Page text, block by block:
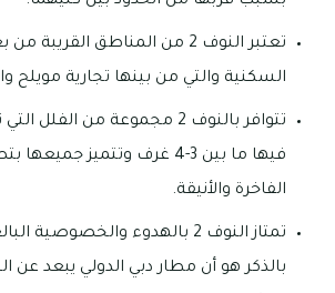
تعتبر النوف 2 من المناطق
السكنية والتي من بينها تجارية مويلح
تتوافر بالنوف 2 مجموعة من
فيها ما بين 3-4 غرف وتتميز
الفاخرة والأنيقة.
تمتاز النوف 2 بالهدوء والخصوصية